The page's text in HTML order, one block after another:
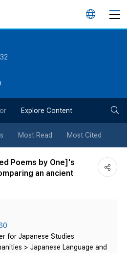
언
튼
Explore Content
Most Read Most Cited
Poems by One]'s
an ancient
for Japanese Studies
> Japanese Language and